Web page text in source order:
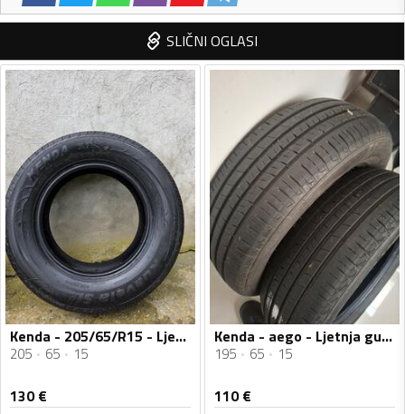
SLIČNI OGLASI
Kenda - 205/65/R15 - Ljetnja guma
205 65 15
130€
Kenda - aego - Ljetnja guma
195 65 15
110€